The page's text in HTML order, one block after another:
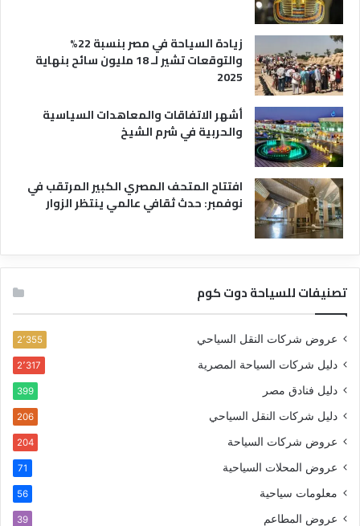
زيادة السياحة في مصر بنسبة 22%
والتوقعات تشير لـ 18 مليون سائح بنهاية
2025
أشهر الاتفاقات والمعاهدات السياسية
والحربية في شرم الشيخ
افتتاح المتحف المصري الكبير المرتقب في
نوفمبر: حدث ثقافي عالمي ينتظر الزوار
تصنيفات للسياحة دوت كوم
عروض شركات النقل السياحي 2٬355
دليل شركات السياحة المصرية 2٬317
دليل فنادق مصر 399
دليل شركات النقل السياحي 206
عروض شركات السياحة 204
عروض المحلات السياحية 71
معلومات سياحية 56
عروض المطاعم 39